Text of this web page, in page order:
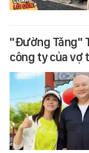
"Đường Tăng"
công ty của vợ